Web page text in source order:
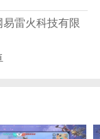
格斗决定胜
升级机体各项
护盾、反导)定
雷火科技有限